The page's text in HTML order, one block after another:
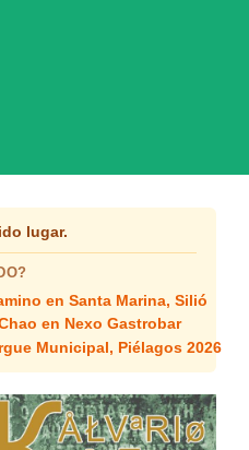
lugar.
en Santa Marina, Silió
en Nexo Gastrobar
Municipal, Piélagos 2026